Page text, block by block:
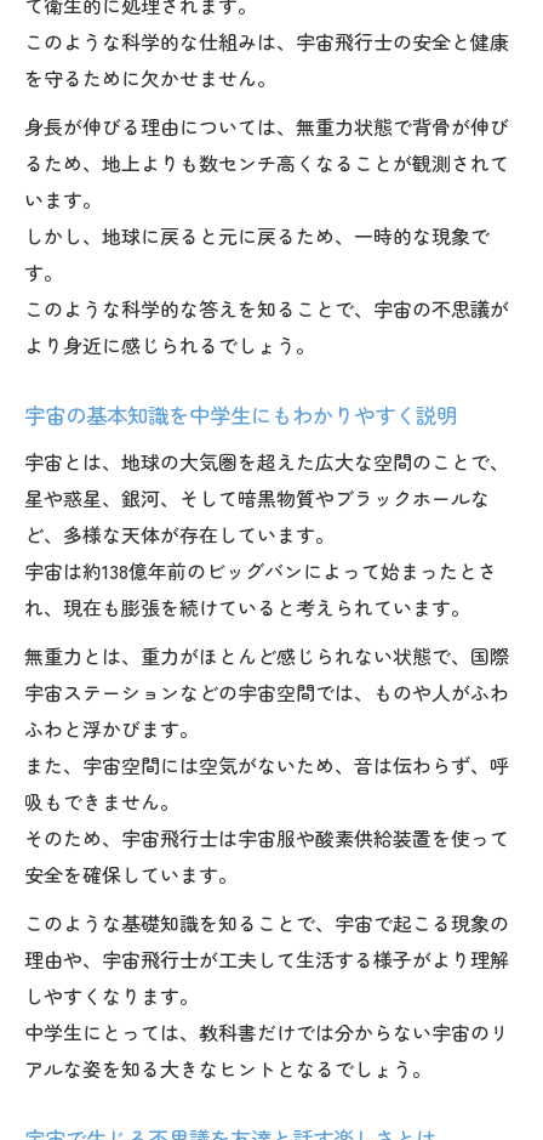
このような科学的な仕組みは、宇宙飛行士の安全と健康
を守るために欠かせません。
身長が伸びる理由については、無重力状態で背骨が伸び
るため、地上よりも数センチ高くなることが観測されて
います。
しかし、地球に戻ると元に戻るため、一時的な現象で
す。
このような科学的な答えを知ることで、宇宙の不思議が
より身近に感じられるでしょう。
宇宙の基本知識を中学生にもわかりやすく説明
宇宙とは、地球の大気圏を超えた広大な空間のことで、
星や惑星、銀河、そして暗黒物質やブラックホールな
ど、多様な天体が存在しています。
宇宙は約138億年前のビッグバンによって始まったとさ
れ、現在も膨張を続けていると考えられています。
無重力とは、重力がほとんど感じられない状態で、国際
宇宙ステーションなどの宇宙空間では、ものや人がふわ
ふわと浮かびます。
また、宇宙空間には空気がないため、音は伝わらず、呼
吸もできません。
そのため、宇宙飛行士は宇宙服や酸素供給装置を使って
安全を確保しています。
このような基礎知識を知ることで、宇宙で起こる現象の
理由や、宇宙飛行士が工夫して生活する様子がより理解
しやすくなります。
中学生にとっては、教科書だけでは分からない宇宙のリ
アルな姿を知る大きなヒントとなるでしょう。